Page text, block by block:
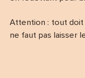
Attention : tout doit
ne faut pas laisser